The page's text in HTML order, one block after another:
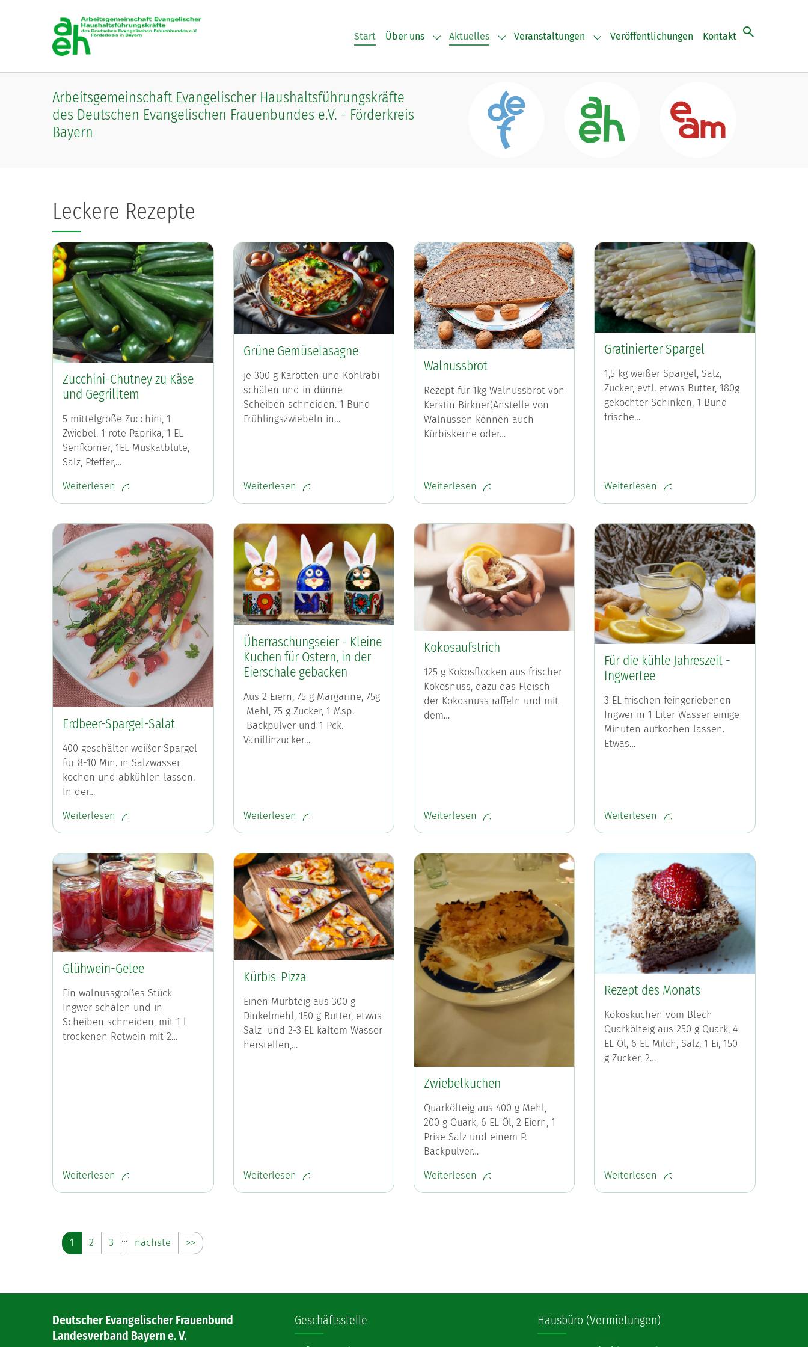
Start Über uns
Submenu for "Über uns"
Aktuelles
Submenu for "Aktuelles"
Veranstaltungen
Submenu for "Veranstaltungen"
Veröffentlichungen Kontakt
Arbeitsgemeinschaft Evangelischer Haushaltsführungskräfte
des Deutschen Evangelischen Frauenbundes e.V. - Förderkreis
Bayern
Leckere Rezepte
Zucchini-Chutney zu Käse
und Gegrilltem
5 mittelgroße Zucchini, 1
Zwiebel, 1 rote Paprika, 1 EL
Senfkörner, 1EL Muskatblüte,
Salz, Pfeffer,…
Weiterlesen
Grüne Gemüselasagne
je 300 g Karotten und Kohlrabi
schälen und in dünne
Scheiben schneiden. 1 Bund
Frühlingszwiebeln in…
Weiterlesen
Walnussbrot
Rezept für 1kg Walnussbrot von
Kerstin Birkner(Anstelle von
Walnüssen können auch
Kürbiskerne oder…
Weiterlesen
Gratinierter Spargel
1,5 kg weißer Spargel, Salz,
Zucker, evtl. etwas Butter, 180g
gekochter Schinken, 1 Bund
frische…
Weiterlesen
Erdbeer-Spargel-Salat
400 geschälter weißer Spargel
für 8-10 Min. in Salzwasser
kochen und abkühlen lassen.
In der…
Weiterlesen
Überraschungseier - Kleine
Kuchen für Ostern, in der
Eierschale gebacken
Aus 2 Eiern, 75 g Margarine, 75g
Mehl, 75 g Zucker, 1 Msp.
Backpulver und 1 Pck.
Vanillinzucker…
Weiterlesen
Kokosaufstrich
125 g Kokosflocken aus frischer
Kokosnuss, dazu das Fleisch
der Kokosnuss raffeln und mit
dem…
Weiterlesen
Für die kühle Jahreszeit -
Ingwertee
3 EL frischen feingeriebenen
Ingwer in 1 Liter Wasser einige
Minuten aufkochen lassen.
Etwas…
Weiterlesen
Glühwein-Gelee
Ein walnussgroßes Stück
Ingwer schälen und in
Scheiben schneiden, mit 1 l
trockenen Rotwein mit 2…
Weiterlesen
Kürbis-Pizza
Einen Mürbteig aus 300 g
Dinkelmehl, 150 g Butter, etwas
Salz und 2-3 EL kaltem Wasser
herstellen,…
Weiterlesen
Zwiebelkuchen
Quarkölteig aus 400 g Mehl,
200 g Quark, 6 EL Öl, 2 Eiern, 1
Prise Salz und einem P.
Backpulver…
Weiterlesen
Rezept des Monats
Kokoskuchen vom Blech
Quarkölteig aus 250 g Quark, 4
EL Öl, 6 EL Milch, Salz, 1 Ei, 150
g Zucker, 2…
Weiterlesen
1 2 3 … nächste >>
Deutscher Evangelischer Frauenbund
Landesverband Bayern e. V.
Geschäftsstelle Hausbüro (Vermietungen)